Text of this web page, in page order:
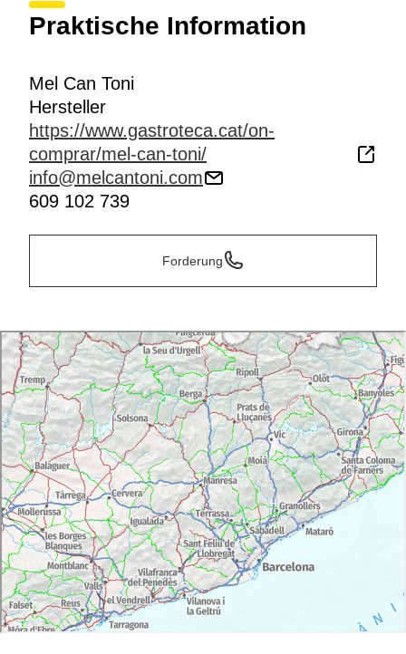
Praktische Information
Mel Can Toni
Hersteller
https://www.gastroteca.cat/on-
comprar/mel-can-toni/
info@melcantoni.com
609 102 739
Forderung